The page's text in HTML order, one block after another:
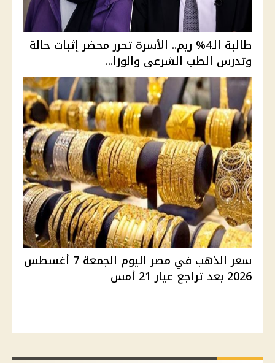
طالبة الـ4% ريم.. الأسرة تحرر محضر إثبات حالة
وتدرس الطب الشرعي والوزا...
سعر الذهب في مصر اليوم الجمعة 7 أغسطس
2026 بعد تراجع عيار 21 أمس